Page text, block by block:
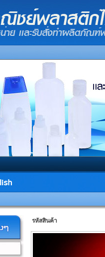
รหัสสินค้า